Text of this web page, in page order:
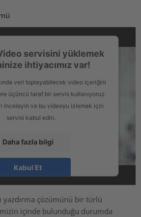
servisini yüklemek
ihtiyacımız var!
veri toplayabilecek video içeriğini
üçüncü taraf bir servis kullanıyoruz.
inceleyin ve bu videoyu izlemek için
servisi kabul edin.
Daha fazla bilgi
Kabul Et
yazdırma çözümünü bir türlü
içinde bulunduğu durumda